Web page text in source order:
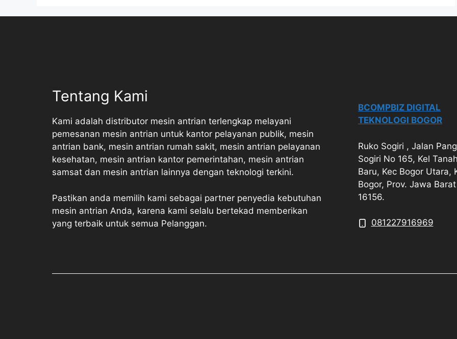
Tentang Kami
Kami adalah distributor mesin antrian terlengkap melayani
pemesanan mesin antrian untuk kantor pelayanan publik, mesin
antrian bank, mesin antrian rumah sakit, mesin antrian pelayanan
kesehatan, mesin antrian kantor pemerintahan, mesin antrian
samsat dan mesin antrian lainnya dengan teknologi terkini.
Pastikan anda memilih kami sebagai partner penyedia kebutuhan
mesin antrian Anda, karena kami selalu bertekad memberikan
yang terbaik untuk semua Pelanggan.
BCOMPBIZ DIGITAL
TEKNOLOGI BOGOR
Ruko Sogiri , Jalan
Sogiri No 165, Kel Tanah
Baru, Kec Bogor Utara,
Bogor, Prov. Jawa Barat
16156.
081227916969